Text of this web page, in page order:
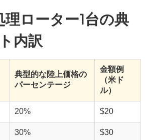
ローター1台の典
内訳
典型的な陸上価格の
パーセンテージ
金額例
（米ド
ル）
20% $20
30% $30